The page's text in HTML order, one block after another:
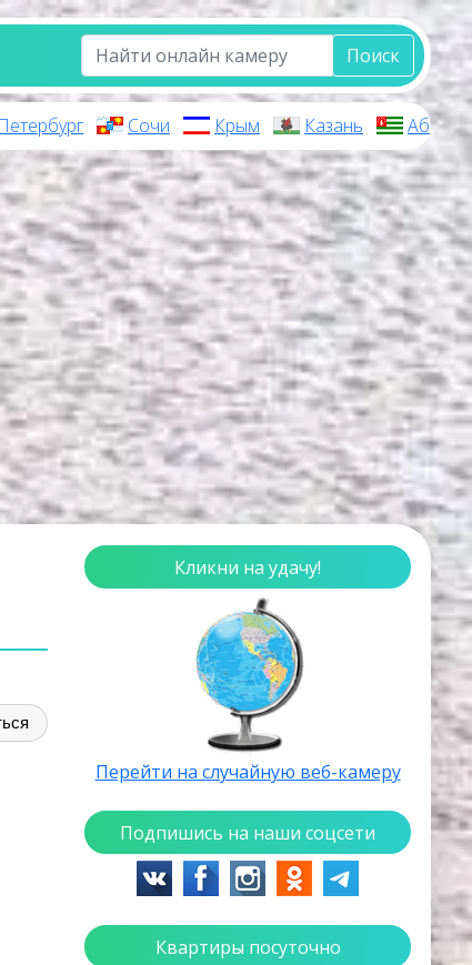
Поиск
Сочи Крым Казань
Кликни на удачу!
Перейти на случайную веб-камеру
Подпишись на наши соцсети
Квартиры посуточно